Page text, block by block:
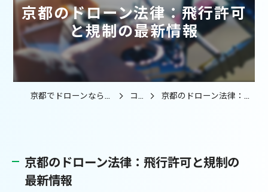
京都のドローン法律：飛行許可
と規制の最新情報
京都でドローンなら合同会社ソラビジョン コラム 京都のドローン法律：飛行許可と規制の最新情報
京都のドローン法律：飛行許可と規制の
最新情報